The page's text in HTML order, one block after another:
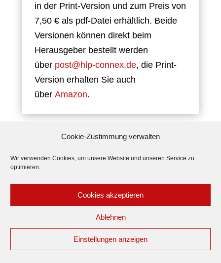
Cookie-Zustimmung verwalten
Wir verwenden Cookies, um unsere Website und unseren Service zu
optimieren.
Cookies akzeptieren
Ablehnen
Einstellungen anzeigen
in der Print-Version und zum Preis von
7,50 € als pdf-Datei erhältlich. Beide
Versionen können direkt beim
Herausgeber bestellt werden
über post@hlp-connex.de, die Print-
Version erhalten Sie auch
über Amazon.
Organisations-Ausrichtung